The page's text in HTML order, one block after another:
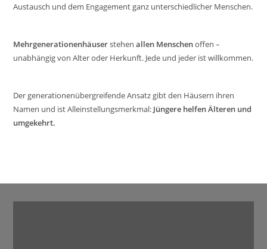
Austausch und dem Engagement ganz unterschiedlicher Menschen.
Mehrgenerationenhäuserstehenallen Menschenoffen –
unabhängig von Alter oder Herkunft. Jede und jeder ist willkommen.
Der generationenübergreifende Ansatz gibt den Häusern ihren
Namen und ist Alleinstellungsmerkmal: Jüngere helfen Älteren und
umgekehrt.